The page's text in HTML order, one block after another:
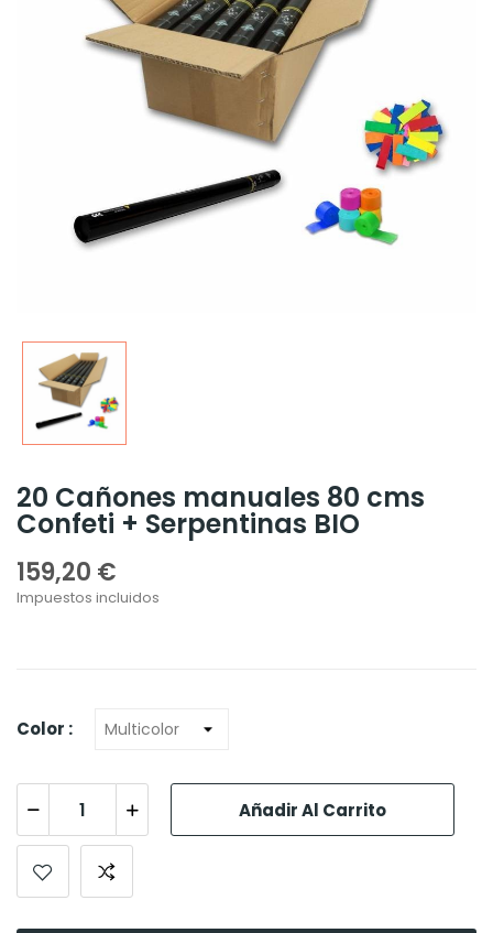
20 Cañones manuales 80 cms
Confeti + Serpentinas BIO
159,20 €
Impuestos incluidos
Color :
Añadir Al Carrito